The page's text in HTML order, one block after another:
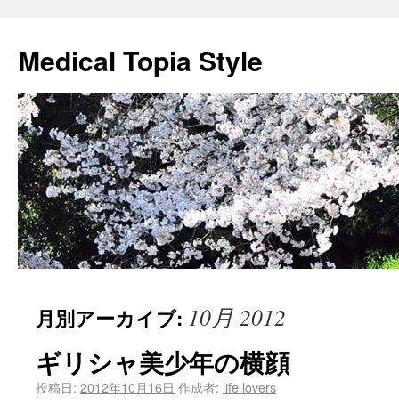
Medical Topia Style
月別アーカイブ: 10月 2012
ギリシャ美少年の横顔
投稿日: 2012年10月16日 作成者: life lovers